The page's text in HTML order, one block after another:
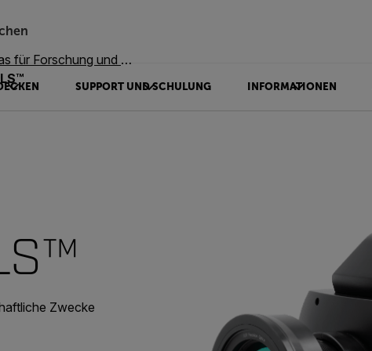
SUPPORT UND SCHULUNG INFORMATIONEN
Forschung und Wissenschaft
Zwecke